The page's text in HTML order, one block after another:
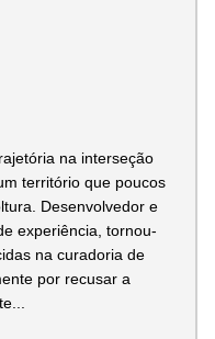
na interseção
território que poucos
Desenvolvedor e
experiência, tornou-
na curadoria de
por recusar a